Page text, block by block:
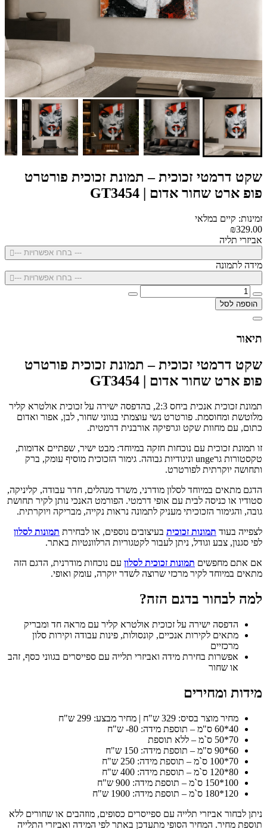
שקט דרמטי זכוכית – תמונת זכוכית פורטרט
פופ ארט שחור אדום | GT3454
זמינות: קיים במלאי
₪329.00
אביזרי תליה
--- בחרו אפשרויות ---
מידה לתמונה
--- בחרו אפשרויות ---
הוספה לסל
תיאור
שקט דרמטי זכוכית – תמונת זכוכית פורטרט
פופ ארט שחור אדום | GT3454
תמונת זכוכית אנכית ביחס 2:3, בהדפסה ישירה על זכוכית אולטרא קליר
מלוטשת ומחוסמת. פורטרט נשי עוצמתי בגווני שחור, לבן, אפור ואדום
כתום, עם מחוות שקט וגרפיקה אורבנית דרמטית.
זו תמונת זכוכית עם נוכחות חזקה במיוחד: מבט ישיר, שפתיים אדומות,
טקסטורות גרunge וניגודיות גבוהה. גימור הזכוכית מוסיף עומק, ברק
ותחושה יוקרתית לפורטרט.
הדגם מתאים במיוחד לסלון מודרני, משרד מנהלים, חדר עבודה, קליניקה,
סטודיו או כניסה לבית עם אופי דרמטי. הפורמט האנכי נותן לקיר תחושת
גובה, והגימור הזכוכיתי מעניק לתמונה נראות נקייה, מבריקה ויוקרתית.
לצפייה בעוד תמונות זכוכית בעיצובים נוספים, או לבחירת תמונות לסלון
לפי סגנון, צבע וגודל, ניתן לעבור לקטגוריות הרלוונטיות באתר.
אם אתם מחפשים תמונות זכוכית לסלון עם נוכחות מודרנית, הדגם הזה
מתאים במיוחד לקיר מרכזי שרוצה לשדר יוקרה, עומק ואופי.
למה לבחור בדגם הזה?
הדפסה ישירה על זכוכית אולטרא קליר עם מראה חד ומבריק
מתאים לקירות אנכיים, קונסולות, פינות עבודה וקירות סלון
מרכזיים
אפשרות בחירת מידה ואביזרי תלייה עם ספייסרים בגווני כסף, זהב
או שחור
מידות ומחירים
מחיר מוצר בסיס: 329 ש"ח | מחיר מבצע: 299 ש"ח
40*60 ס"מ – תוספת מידה: 80- ש"ח
70*50 ס`מ – ללא תוספת
60*90 ס"מ – תוספת מידה: 150 ש"ח
70*100 ס`מ – תוספת מידה: 250 ש"ח
80*120 ס`מ – תוספת מידה: 400 ש"ח
100*150 ס`מ – תוספת מידה: 900 ש"ח
120*180 ס`מ – תוספת מידה: 1900 ש"ח
ניתן לבחור אביזרי תלייה עם ספייסרים כסופים, מוזהבים או שחורים ללא
תוספת מחיר. המחיר הסופי מתעדכן באתר לפי המידה ואביזרי התלייה